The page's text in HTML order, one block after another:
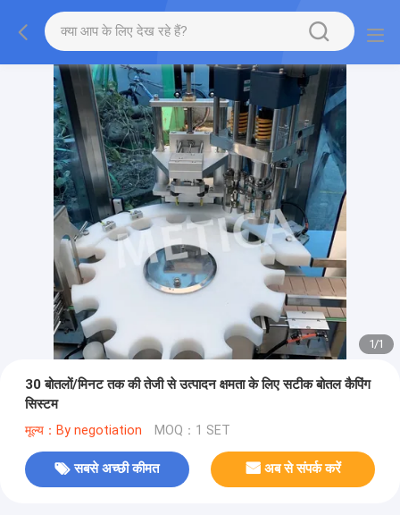
1/1
30 बोतलों/मिनट तक की तेजी से उत्पादन क्षमता के लिए सटीक बोतल कैपिंग
सिस्टम
मूल्य：By negotiation MOQ：1 SET
सबसे अच्छी कीमत अब से संपर्क करें